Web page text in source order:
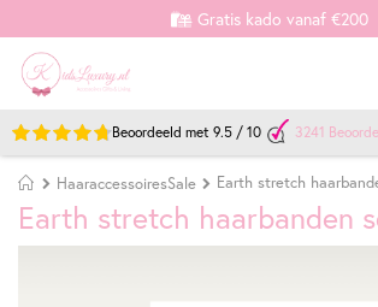
Gratis kado vanaf €200
Beoordeeld met 9.5 / 10 3241
Home
HaaraccessoiresSale Earth stretch
Earth stretch haarbanden